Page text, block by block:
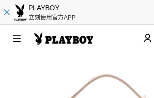
PLAYBOY
立刻使用官方APP